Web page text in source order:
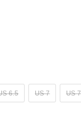
6.5 US 7 US